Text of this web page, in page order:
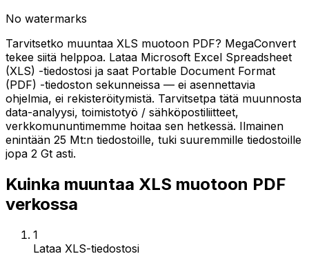
No watermarks
Tarvitsetko muuntaa XLS muotoon PDF? MegaConvert
tekee siitä helppoa. Lataa Microsoft Excel Spreadsheet
(XLS) -tiedostosi ja saat Portable Document Format
(PDF) -tiedoston sekunneissa — ei asennettavia
ohjelmia, ei rekisteröitymistä. Tarvitsetpa tätä muunnosta
data-analyysi, toimistotyö / sähköpostiliitteet,
verkkomununtimemme hoitaa sen hetkessä. Ilmainen
enintään 25 Mt:n tiedostoille, tuki suuremmille tiedostoille
jopa 2 Gt asti.
Kuinka muuntaa XLS muotoon PDF
verkossa
1
Lataa XLS-tiedostosi